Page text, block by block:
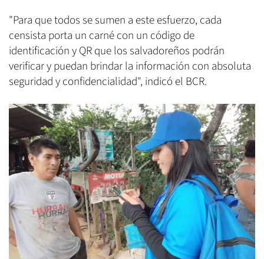
"Para que todos se sumen a este esfuerzo, cada
censista porta un carné con un código de
identificación y QR que los salvadoreños podrán
verificar y puedan brindar la información con absoluta
seguridad y confidencialidad", indicó el BCR.